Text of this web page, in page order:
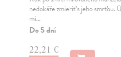
nedokáže zmieriť s jeho smrťou.
mi...
Do 5 dní
22,21 €